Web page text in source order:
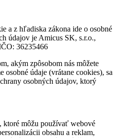
a z hľadiska zákona ide o osobné
údajov je Amicus SK, s.r.o.,
36235466
akým zpôsobom nás môžete
osobné údaje (vrátane cookies), sa
osobných údajov, ktorý
ktoré môžu používať webové
obsahu a reklam,